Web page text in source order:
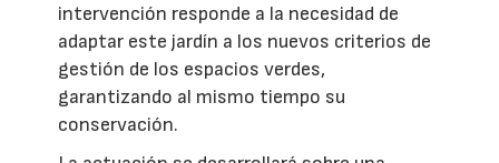
intervención responde a la necesidad de
adaptar este jardín a los nuevos criterios de
gestión de los espacios verdes,
garantizando al mismo tiempo su
conservación.